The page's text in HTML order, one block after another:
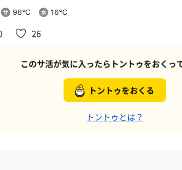
96℃ 16℃
26
このサ活が気に入ったらトントゥをおくっ
トントゥをおくる
トントゥとは？